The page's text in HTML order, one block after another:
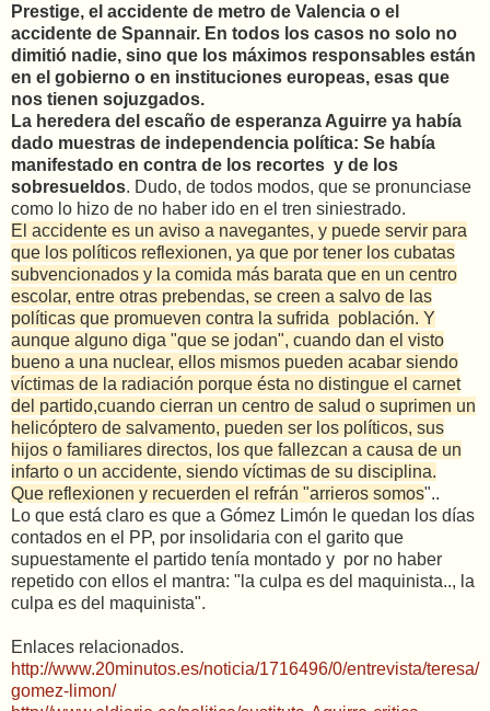
Prestige, el accidente de metro de Valencia o el
accidente de Spannair. En todos los casos no solo no
dimitió nadie, sino que los máximos responsables están
en el gobierno o en instituciones europeas, esas que
nos tienen sojuzgados.
La heredera del escaño de esperanza Aguirre ya había
dado muestras de independencia política: Se había
manifestado en contra de los recortes y de los
sobresueldos. Dudo, de todos modos, que se pronunciase
como lo hizo de no haber ido en el tren siniestrado.
El accidente es un aviso a navegantes, y puede servir para
que los políticos reflexionen, ya que por tener los cubatas
subvencionados y la comida más barata que en un centro
escolar, entre otras prebendas, se creen a salvo de las
políticas que promueven contra la sufrida población. Y
aunque alguno diga "que se jodan", cuando dan el visto
bueno a una nuclear, ellos mismos pueden acabar siendo
víctimas de la radiación porque ésta no distingue el carnet
del partido,cuando cierran un centro de salud o suprimen un
helicóptero de salvamento, pueden ser los políticos, sus
hijos o familiares directos, los que fallezcan a causa de un
infarto o un accidente, siendo víctimas de su disciplina.
Que reflexionen y recuerden el refrán "arrieros somos"..
Lo que está claro es que a Gómez Limón le quedan los días
contados en el PP, por insolidaria con el garito que
supuestamente el partido tenía montado y por no haber
repetido con ellos el mantra: "la culpa es del maquinista.., la
culpa es del maquinista".
Enlaces relacionados.
http://www.20minutos.es/noticia/1716496/0/entrevista/teresa/
gomez-limon/